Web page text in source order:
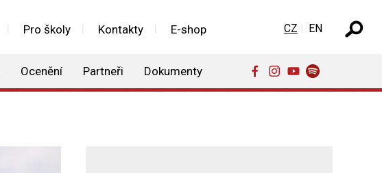
Pro školy Kontakty E-shop
Ocenění Partneři Dokumenty
Zvolte jazyk
CZ EN